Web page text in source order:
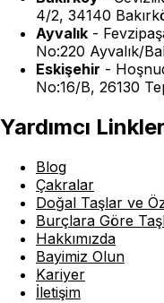
4/2, 34140
Ayvalık -
No:220 Ayvalık/
Eskişehir -
No:16/B, 26130
Yardımcı Linkler
Blog
Çakralar
Doğal Taşlar ve
Burçlara Göre
Hakkımızda
Bayimiz Olun
Kariyer
İletişim